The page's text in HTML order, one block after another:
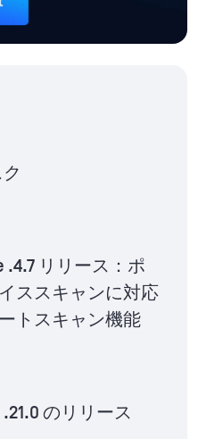
リリース：ポ
ススキャンに対応
トスキャン機能
のリリース